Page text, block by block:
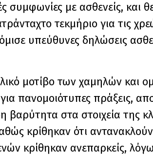
συμφωνίες με ασθενείς, και
τεκμήριο για τις
υπεύθυνες δηλώσεις
μοτίβο των χαμηλών και
πανομοιότυπες πράξεις,
στα στοιχεία της
κρίθηκαν ότι
κρίθηκαν ανεπαρκείς,